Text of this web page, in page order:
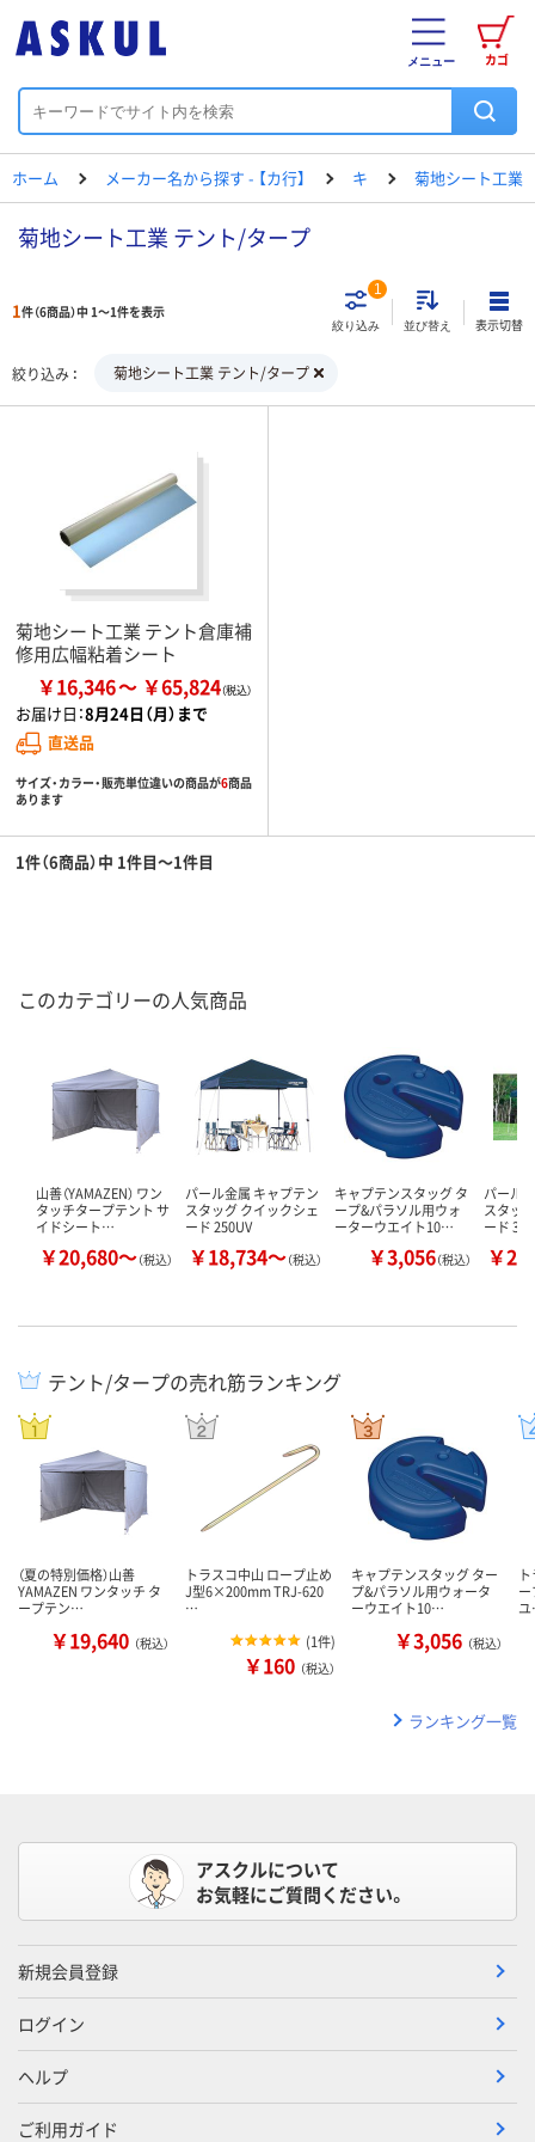
カゴ
メニュー
ホーム メーカー名から探す - 【カ行】 キ 菊地シート工業
菊地シート工業 テント/タープ
1件（6商品）中 1～1件を表示
絞り込み
1
並び替え 表示切替
絞り込み 菊地シート工業 テント/タープ
菊地シート工業 テント倉庫補
修用広幅粘着シート
￥16,346 ￥65,824
お届け日：8月24日（月）まで
直送品
サイズ・カラー・販売単位違いの商品が6商品
あります
1件（6商品）中 1件目～1件目
このカテゴリーの人気商品
山善（YAMAZEN） ワン
タッチタープテント サ
イドシート…
￥20,680～（税込）
パール金属 キャプテン
スタッグ クイックシェ
ード 250UV
￥18,734～（税込）
キャプテンスタッグ タ
ープ&パラソル用ウォ
ーターウエイト10…
￥3,056（税込）
パール
スタッ
ード
￥
テント/タープの売れ筋ランキング
（夏の特別価格）山善
YAMAZEN ワンタッチ タ
ープテン…
￥19,640 （税込）
トラスコ中山 ロープ止め
J型6×200mm TRJ-620
…
(1件)
￥160 （税込）
キャプテンスタッグ ター
プ&パラソル用ウォータ
ーウエイト10…
￥3,056 （税込）
ランキング一覧
アスクルについて
お気軽にご質問ください。
新規会員登録
ログイン
ヘルプ
ご利用ガイド